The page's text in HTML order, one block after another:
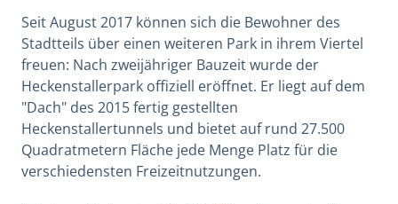
Seit August 2017 können sich die Bewohner des
Stadtteils über einen weiteren Park in ihrem Viertel
freuen: Nach zweijähriger Bauzeit wurde der
Heckenstallerpark offiziell eröffnet. Er liegt auf dem
"Dach" des 2015 fertig gestellten
Heckenstallertunnels und bietet auf rund 27.500
Quadratmetern Fläche jede Menge Platz für die
verschiedensten Freizeitnutzungen.